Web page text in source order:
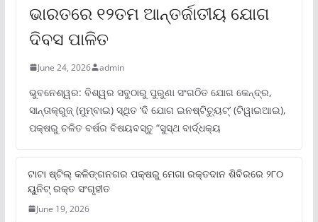
ଭାରତରେ ୧୨ତମ ଆନ୍ତର୍ଜାତୀୟ ଯୋଗ
ଦିବସ ପାଳିତ
June 24, 2026 admin
ଭୁବନେଶ୍ୱର: ବିଶ୍ୱର ସବୁଠାରୁ ପୁରୁଣା ସଂଗଠିତ ଯୋଗ କେନ୍ଦ୍ର,
ସାନ୍ତାକ୍ରୁଜ୍ (ମୁମ୍ବାଇ) ସ୍ଥିତ ‘ଦି ଯୋଗ ଇନଷ୍ଟିଚ୍ୟୁଟ୍‌’ (ଟିୱାଇଆଇ),
ପକ୍ଷରୁ ଚଳିତ ବର୍ଷର ବିଷୟବସ୍ତୁ “ସୁସ୍ଥ ବାର୍ଦ୍ଧକ୍ୟ
ଟାଟା ଷ୍ଟିଲ୍‌ କଳିଙ୍ଗନଗର ପକ୍ଷରୁ ମେଗା ରକ୍ତଦାନ ଶିବିରରେ ୨୮୦
ୟୁନିଟ୍‌ ରକ୍ତ ସଂଗୃହୀତ
June 19, 2026